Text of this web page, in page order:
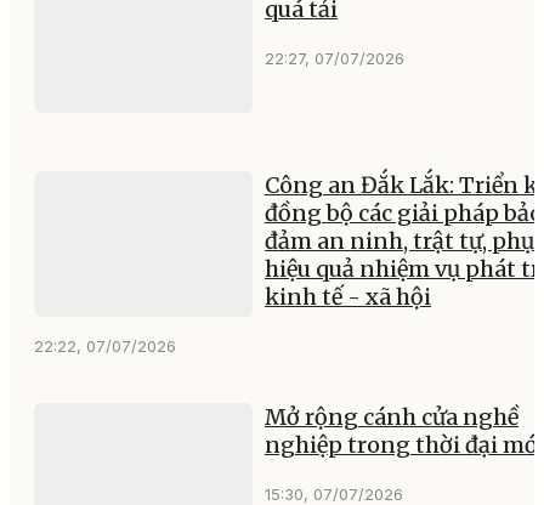
quá tải
22:27, 07/07/2026
Công an Đắk Lắk: Triển
đồng bộ các giải pháp bảo
đảm an ninh, trật tự,
hiệu quả nhiệm vụ phát
kinh tế - xã hội
22:22, 07/07/2026
Mở rộng cánh cửa nghề
nghiệp trong thời đại mới
15:30, 07/07/2026